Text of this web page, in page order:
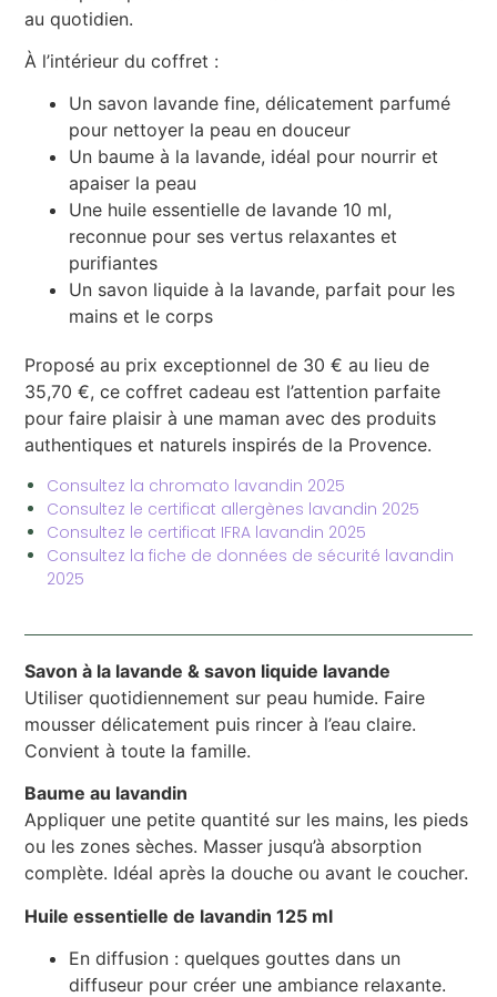
au quotidien.
À l’intérieur du coffret :
Un savon lavande fine, délicatement parfumé
pour nettoyer la peau en douceur
Un baume à la lavande, idéal pour nourrir et
apaiser la peau
Une huile essentielle de lavande 10 ml,
reconnue pour ses vertus relaxantes et
purifiantes
Un savon liquide à la lavande, parfait pour les
mains et le corps
Proposé au prix exceptionnel de 30 € au lieu de
35,70 €, ce coffret cadeau est l’attention parfaite
pour faire plaisir à une maman avec des produits
authentiques et naturels inspirés de la Provence.
Consultez la chromato lavandin 2025
Consultez le certificat allergènes lavandin 2025
Consultez le certificat IFRA lavandin 2025
Consultez la fiche de données de sécurité lavandin
2025
Savon à la lavande & savon liquide lavande
Utiliser quotidiennement sur peau humide. Faire
mousser délicatement puis rincer à l’eau claire.
Convient à toute la famille.
Baume au lavandin
Appliquer une petite quantité sur les mains, les pieds
ou les zones sèches. Masser jusqu’à absorption
complète. Idéal après la douche ou avant le coucher.
Huile essentielle de lavandin 125 ml
En diffusion : quelques gouttes dans un
diffuseur pour créer une ambiance relaxante.